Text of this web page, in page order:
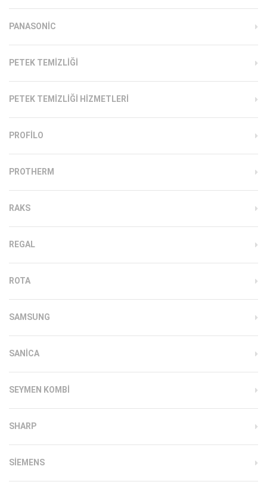
PANASONIC
PETEK TEMIZLIĞI
PETEK TEMIZLIĞI HIZMETLERI
PROFILO
PROTHERM
RAKS
REGAL
ROTA
SAMSUNG
SANICA
SEYMEN KOMBI
SHARP
SIEMENS